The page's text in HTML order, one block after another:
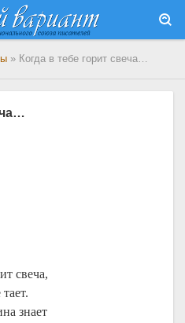
» Когда в тебе горит свеча…
свеча,
знает